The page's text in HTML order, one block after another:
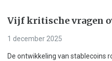
Vijf kritische vragen
1 december 2025
De ontwikkeling van stablecoins